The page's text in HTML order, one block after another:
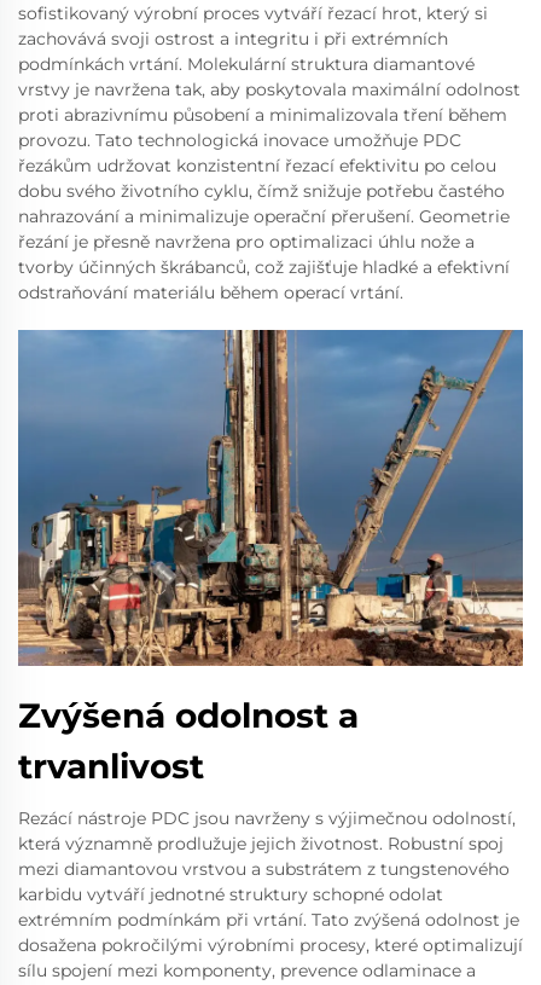
sofistikovaný výrobní proces vytváří řezací hrot, který si
zachovává svoji ostrost a integritu i při extrémních
podmínkách vrtání. Molekulární struktura diamantové
vrstvy je navržena tak, aby poskytovala maximální odolnost
proti abrazivnímu působení a minimalizovala tření během
provozu. Tato technologická inovace umožňuje PDC
řezákům udržovat konzistentní řezací efektivitu po celou
dobu svého životního cyklu, čímž snižuje potřebu častého
nahrazování a minimalizuje operační přerušení. Geometrie
řezání je přesně navržena pro optimalizaci úhlu nože a
tvorby účinných škrábanců, což zajišťuje hladké a efektivní
odstraňování materiálu během operací vrtání.
Zvýšená odolnost a
trvanlivost
Rezácí nástroje PDC jsou navrženy s výjimečnou odolností,
která významně prodlužuje jejich životnost. Robustní spoj
mezi diamantovou vrstvou a substrátem z tungstenového
karbidu vytváří jednotné struktury schopné odolat
extrémním podmínkám při vrtání. Tato zvýšená odolnost je
dosažena pokročilými výrobními procesy, které optimalizují
sílu spojení mezi komponenty, prevence odlaminace a